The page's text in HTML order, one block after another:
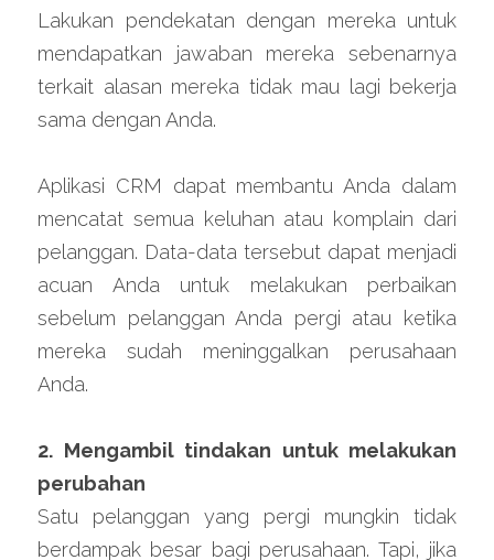
Lakukan pendekatan dengan mereka untuk
mendapatkan jawaban mereka sebenarnya
terkait alasan mereka tidak mau lagi bekerja
sama dengan Anda.
Aplikasi CRM dapat membantu Anda dalam
mencatat semua keluhan atau komplain dari
pelanggan. Data-data tersebut dapat menjadi
acuan Anda untuk melakukan perbaikan
sebelum pelanggan Anda pergi atau ketika
mereka sudah meninggalkan perusahaan
Anda.
2. Mengambil tindakan untuk melakukan
perubahan
Satu pelanggan yang pergi mungkin tidak
berdampak besar bagi perusahaan. Tapi, jika